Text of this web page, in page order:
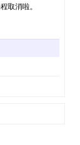
取消啦。